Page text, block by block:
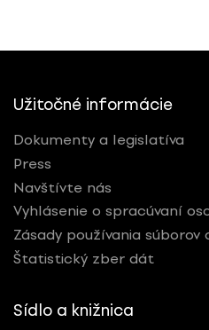
Užitočné informácie
Dokumenty a legislatíva
Press
Navštívte nás
Vyhlásenie o spracúvaní
Zásady používania súborov
Štatistický zber dát
Sídlo a knižnica